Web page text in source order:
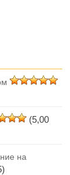
(5,00
на